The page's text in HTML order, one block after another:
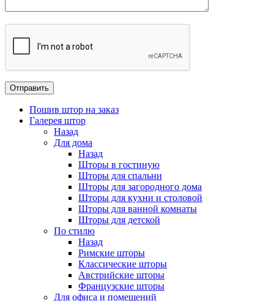
Пошив штор на заказ
Галерея штор
Назад
Для дома
Назад
Шторы в гостиную
Шторы для спальни
Шторы для загородного дома
Шторы для кухни и столовой
Шторы для ванной комнаты
Шторы для детской
По стилю
Назад
Римские шторы
Классические шторы
Австрийские шторы
Французские шторы
Для офиса и помещений